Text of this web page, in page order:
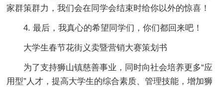
家群策群力，我们会在同学会结束时给你以外的惊喜！
4. 最后，我真心的希望同学们，你们都回来吧！
大学生春节花街义卖暨营销大赛策划书
为了支持狮山镇慈善事业，同时向社会培养更多“应
用型”人才，提高大学生的综合素质、管理技能，增加狮